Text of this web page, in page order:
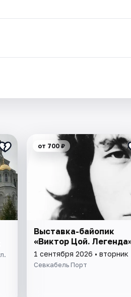
от 700 ₽
Выставка-байопик
«Виктор Цой.
1 сентября 2026 • вторник
Севкабель Порт